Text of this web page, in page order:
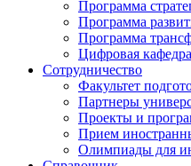
Программа
Программа
Программа
Цифровая кафедра
Сотрудничество
Факультет
Партнеры
Проекты и
Прием
Олимпиады для